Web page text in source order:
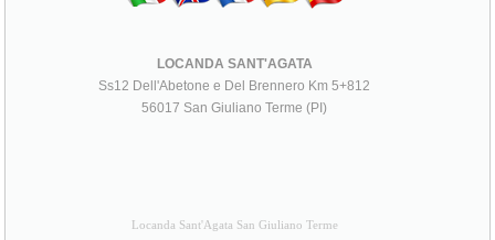
LOCANDA SANT'AGATA
Ss12 Dell'Abetone e Del Brennero Km 5+812
56017 San Giuliano Terme (PI)
Locanda Sant'Agata San Giuliano Terme